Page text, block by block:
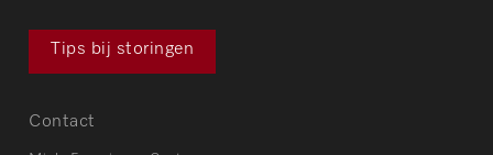
Tips bij storingen
Contact